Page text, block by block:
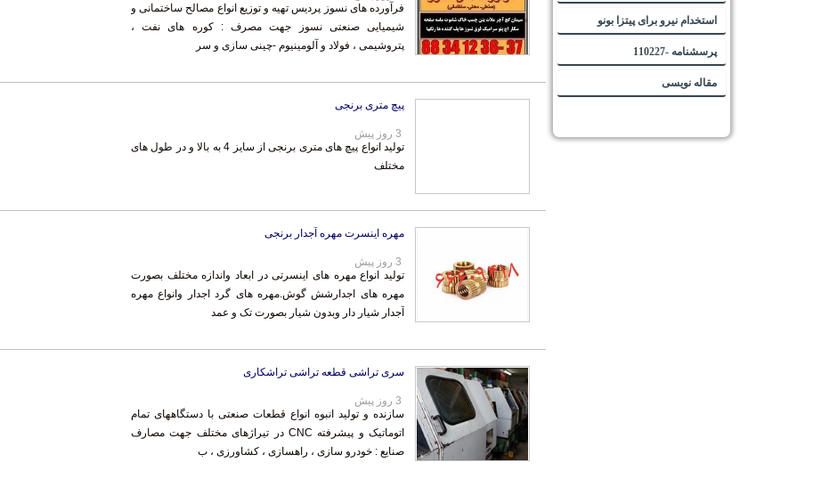
فرآورده های نسوز پردیس تهیه و توزیع انواع مصالح ساختمانی و
شیمیایی صنعتی نسوز جهت مصرف : کوره های نفت ،
پتروشیمی ، فولاد و آلومینیوم -چینی سازی و سر
پیچ متری برنجی
تولید انواع پیچ های متری برنجی از سایز 4 به بالا و در طول های
مختلف
3 روز پیش
مهره اینسرت مهره آجدار برنجی
تولید انواع مهره های اینسرتی در ابعاد واندازه مختلف بصورت
مهره های اجدارشش گوش.مهره های گرد اجدار وانواع مهره
آجدار شیار دار وبدون شیار بصورت تک و عمد
3 روز پیش
سری تراشی قطعه تراشی تراشکاری
سازنده و تولید انبوه انواع قطعات صنعتی با دستگاههای تمام
اتوماتیک و پیشرفته CNC در تیراژهای مختلف جهت مصارف
صنایع : خودرو سازی ، راهسازی ، کشاورزی ، ب
3 روز پیش
استخدام نیرو برای پیتزا بونو
پرسشنامه -110227
مقاله نویسی